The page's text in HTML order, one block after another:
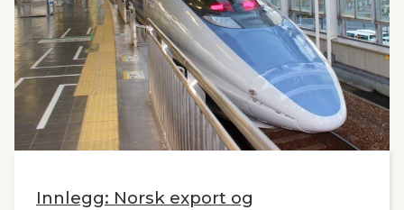
Innlegg: Norsk export og